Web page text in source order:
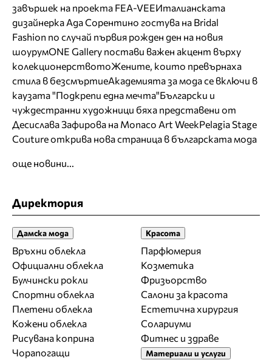
завършек на проекта FEA-VEEИталианската
дизайнерка Ада Сорентино гостува на Bridal
Fashion по случай първия рожден ден на новия
шоурумONE Gallery постави важен акцент върху
колекционерствотоЖените, които превърнаха
стила в безсмъртиеАкадемията за мода се включи в
каузата "Подкрепи една мечта"Български и
чуждестранни художници бяха представени от
Десислава Зафирова на Monaco Art WeekPelagia Stage
Couture открива нова страница в българската мода
още новини...
Директория
Дамска мода
Връхни облекла
Официални облекла
Булчински рокли
Спортни облекла
Плетени облекла
Кожени облекла
Рисувана коприна
Чорапогащи
Красота
Парфюмерия
Козметика
Фризьорство
Салони за красота
Естетична хирургия
Солариуми
Фитнес и здраве
Материали и услуги